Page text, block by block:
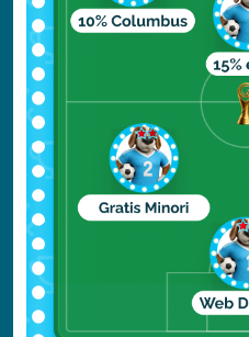
È un compromesso
mette al primo posto il
tranquillità, meno
giornate di mare
Bangkok e il
delle città e di
Lontano dalle coste,